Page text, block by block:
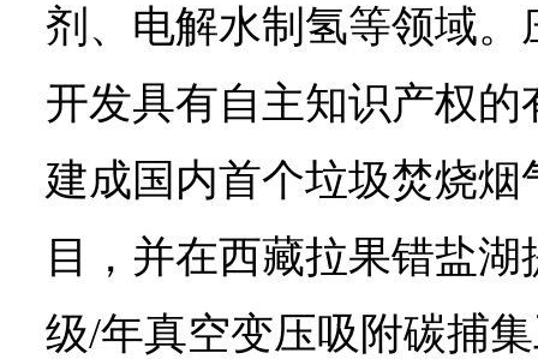
剂、电解水制氢等领域
开发具有自主知识产权
建成国内首个垃圾焚烧
目，并在西藏拉果错盐
级/年真空变压吸附碳捕